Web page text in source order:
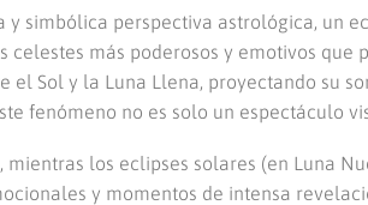
y simbólica perspectiva astrológica, un
celestes más poderosos y emotivos
el Sol y la Luna Llena, proyectando su
fenómeno no es solo un espectáculo
los eclipses solares (en Luna
y momentos de intensa